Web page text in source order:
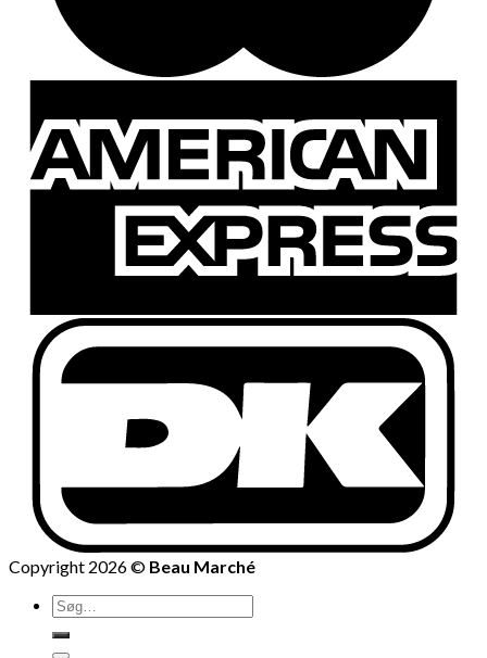
Copyright 2026 © Beau Marché
Søg
efter: